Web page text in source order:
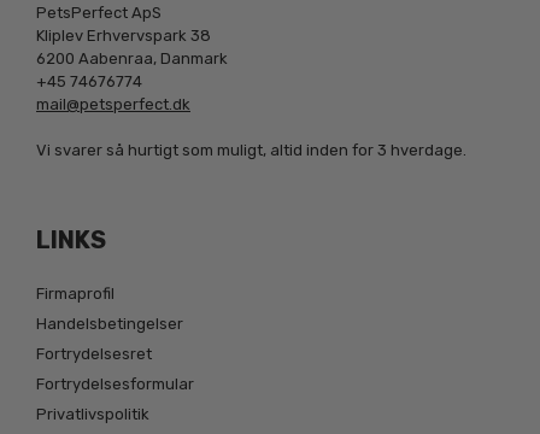
PetsPerfect ApS
Kliplev Erhvervspark 38
6200 Aabenraa, Danmark
+45 74676774
mail@petsperfect.dk
Vi svarer så hurtigt som muligt, altid inden for 3 hverdage.
LINKS
Firmaprofil
Handelsbetingelser
Fortrydelsesret
Fortrydelsesformular
Privatlivspolitik